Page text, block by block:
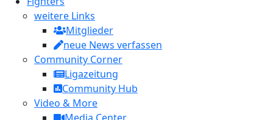
weitere Links
Mitglieder
neue News verfassen
Community Corner
Ligazeitung
Community Hub
Video & More